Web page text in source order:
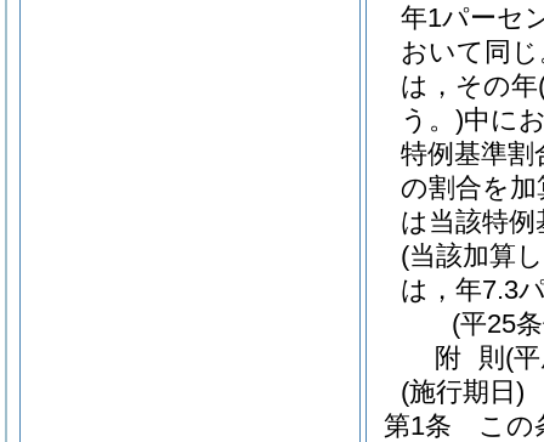
年1パーセ
おいて同じ
は，その年
う。)中に
特例基準
の割合を
は当該特
(当該加算
は，年7.3
(平25
附 則 (
(施行期日)
第1条
この